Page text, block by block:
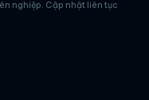
nghiệp. Cập nhật liên tục